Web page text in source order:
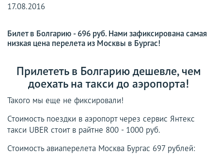
17.08.2016
Билет в Болгарию - 696 руб. Нами зафиксирована самая
низкая цена перелета из Москвы в Бургас!
Прилететь в Болгарию дешевле, чем
доехать на такси до аэропорта!
Такого мы еще не фиксировали!
Стоимость поездки в аэропорт через сервис Янтекс
такси UBER стоит в райтне 800 - 1000 руб.
Стоимость авиаперелета Москва Бургас 697 рублей: